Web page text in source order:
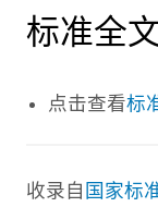
标准全
点击查看标
收录自 国家标